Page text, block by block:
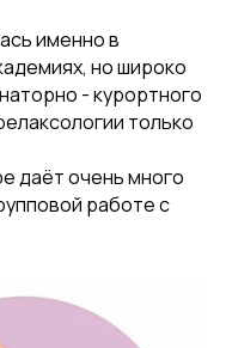
именно в
но широко
- курортного
только
даёт очень много
работе с